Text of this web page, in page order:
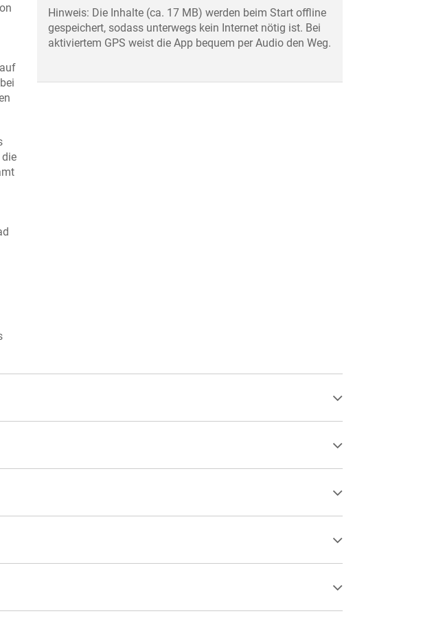
Hinweis: Die Inhalte (ca. 17 MB) werden beim Start offline
gespeichert, sodass unterwegs kein Internet nötig ist. Bei
aktiviertem GPS weist die App bequem per Audio den Weg.